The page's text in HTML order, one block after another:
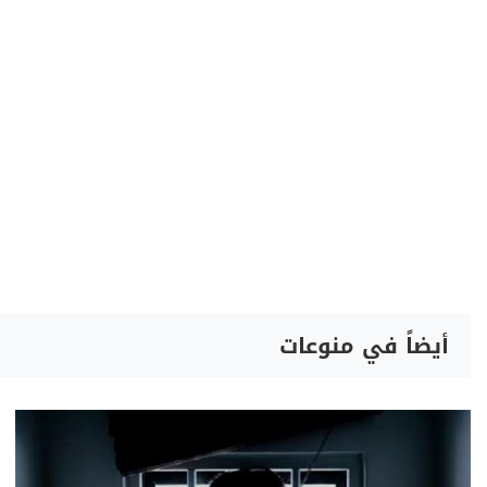
أيضاً في منوعات